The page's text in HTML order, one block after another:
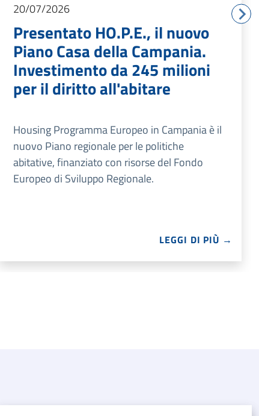
20/07/2026
Presentato HO.P.E., il nuovo
Piano Casa della Campania.
Investimento da 245 milioni
per il diritto all'abitare
Housing Programma Europeo in Campania è il
nuovo Piano regionale per le politiche
abitative, finanziato con risorse del Fondo
Europeo di Sviluppo Regionale.
LEGGI DI PIÙ →